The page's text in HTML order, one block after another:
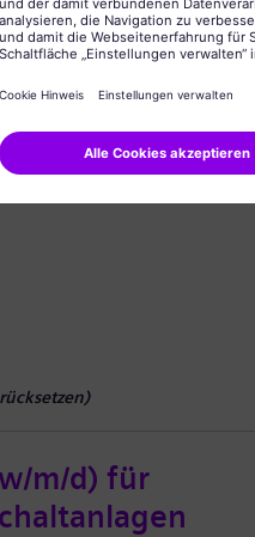
)
m/d) für